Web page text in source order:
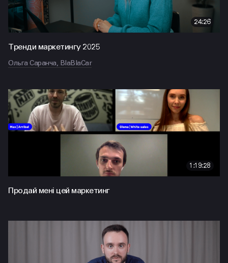
24:26
Тренди маркетингу 2025
Ольга Саранча, BlaBlaCar
1:19:28
Продай мені цей маркетинг